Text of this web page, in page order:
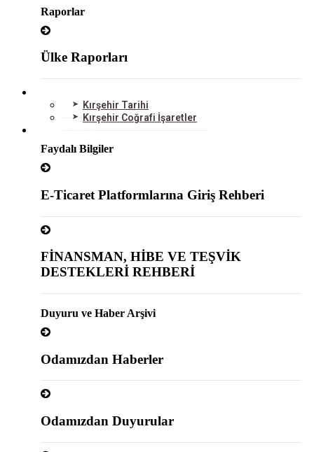
Raporlar
Ülke Raporları
Kırşehir Tarihi
Kırşehir Coğrafi İşaretler
Faydalı Bilgiler
E-Ticaret Platformlarına Giriş Rehberi
FİNANSMAN, HİBE VE TEŞVİK
DESTEKLERİ REHBERİ
Duyuru ve Haber Arşivi
Odamızdan Haberler
Odamızdan Duyurular